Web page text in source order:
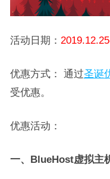
活动日期：
优惠方式： 通过圣诞
受优惠。
优惠活动：
一、BlueHost虚拟主